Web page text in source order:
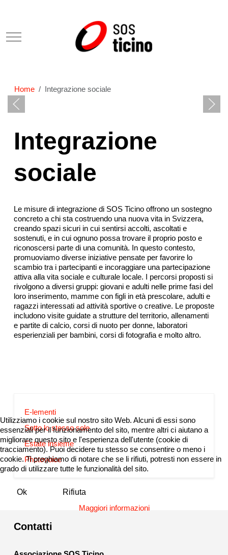
Mobile Menu Toggle
Home Integrazione sociale
Integrazione
sociale
Le misure di integrazione di SOS Ticino offrono un sostegno
concreto a chi sta costruendo una nuova vita in Svizzera,
creando spazi sicuri in cui sentirsi accolti, ascoltati e
sostenuti, e in cui ognuno possa trovare il proprio posto e
riconoscersi parte di una comunità. In questo contesto,
promuoviamo diverse iniziative pensate per favorire lo
scambio tra i partecipanti e incoraggiare una partecipazione
attiva alla vita sociale e culturale locale. I percorsi proposti si
rivolgono a diversi gruppi: giovani e adulti nelle prime fasi del
loro inserimento, mamme con figli in età prescolare, adulti e
ragazzi interessati ad attività sportive o creative. Le proposte
includono visite guidate a strutture del territorio, allenamenti
e partite di calcio, corsi di nuoto per donne, laboratori
esperienziali per bambini, corsi di fotografia e molto altro.
E-lementi
Sotto lo stesso sole
Estate insieme
Photovoice
Contatti
Utilizziamo i cookie sul nostro sito Web. Alcuni di essi sono
essenziali per il funzionamento del sito, mentre altri ci aiutano a
migliorare questo sito e l'esperienza dell'utente (cookie di
tracciamento). Puoi decidere tu stesso se consentire o meno i
cookie. Ti preghiamo di notare che se li rifiuti, potresti non essere in
grado di utilizzare tutte le funzionalità del sito.
Ok
Rifiuta
Maggiori informazioni